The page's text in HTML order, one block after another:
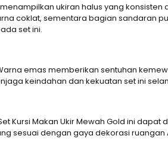
ukiran halus yang
coklat, sementara bagian sandaran
set ini.
emas memberikan sentuhan
keindahan dan kekuatan set ini
Kursi Makan Ukir Mewah Gold ini
sesuai dengan gaya dekorasi ruangan